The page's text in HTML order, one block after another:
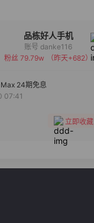
品栋好人手机
备注
分组
账号 danke116
粉丝 79.79w
（昨天+682）
24期免息
07:41
立即收藏